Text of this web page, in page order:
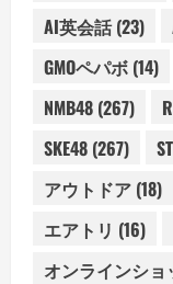
AI英会話(23)
GMOペパボ (14)
NMB48 (267)
SKE48 (267)
アウトドア (18)
エアトリ (16)
オンラインショ